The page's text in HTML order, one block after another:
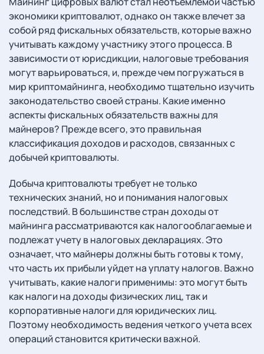
экономики криптовалют, однако он также влечет за
собой ряд фискальных обязательств, которые важно
учитывать каждому участнику этого процесса. В
зависимости от юрисдикции, налоговые требования
могут варьироваться, и, прежде чем погружаться в
мир криптомайнинга, необходимо тщательно изучить
законодательство своей страны. Какие именно
аспекты фискальных обязательств важны для
майнеров? Прежде всего, это правильная
классификация доходов и расходов, связанных с
добычей криптовалюты.
Добыча криптовалюты требует не только
технических знаний, но и понимания налоговых
последствий. В большинстве стран доходы от
майнинга рассматриваются как налогооблагаемые и
подлежат учету в налоговых декларациях. Это
означает, что майнеры должны быть готовы к тому,
что часть их прибыли уйдет на уплату налогов. Важно
учитывать, какие налоги применимы: это могут быть
как налоги на доходы физических лиц, так и
корпоративные налоги для юридических лиц.
Поэтому необходимость ведения четкого учета всех
операций становится критически важной.